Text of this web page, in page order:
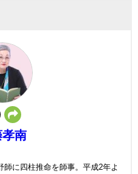
孝南
に四柱推命を師事。平成2年よ